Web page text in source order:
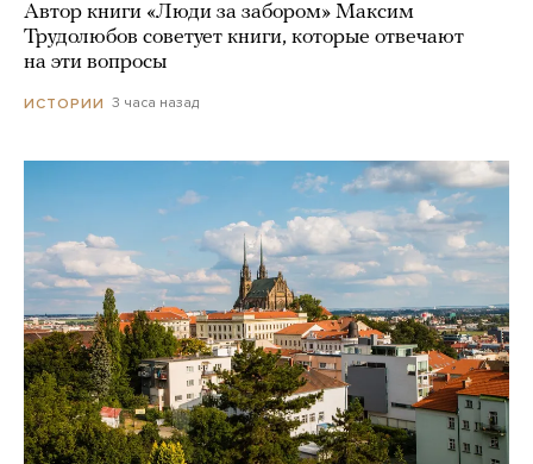
Автор книги «Люди за забором» Максим
Трудолюбов советует книги, которые отвечают
на эти вопросы
ИСТОРИИ 3 часа назад